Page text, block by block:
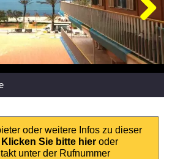
oder weitere Infos zu dieser
Klicken Sie bitte hier oder
unter der Rufnummer